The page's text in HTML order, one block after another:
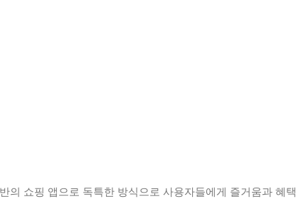
의 쇼핑 앱으로 독특한 방식으로 사용자들에게 즐거움과 혜택